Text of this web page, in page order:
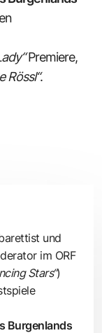
Premiere,
Rössl“.
und
im ORF
Stars“)
Burgenlands